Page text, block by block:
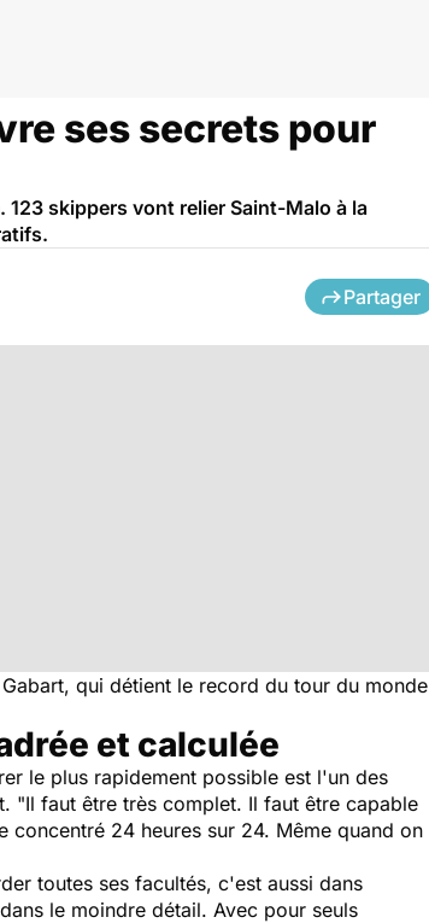
ses secrets pour
123 skippers vont relier Saint-Malo à la
Partager
qui détient le record du tour du monde
et calculée
le plus rapidement possible est l'un des
"Il faut être très complet. Il faut être capable
24 heures sur 24. Même quand on
toutes ses facultés, c'est aussi dans
le moindre détail. Avec pour seuls